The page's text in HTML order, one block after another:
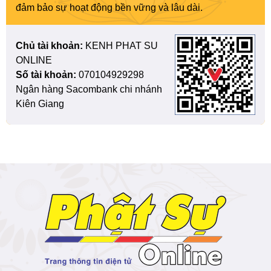
đảm bảo sự hoạt động bền vững và lâu dài.
Chủ tài khoản: KENH PHAT SU
ONLINE
Số tài khoản: 070104929298
Ngân hàng Sacombank chi nhánh
Kiên Giang